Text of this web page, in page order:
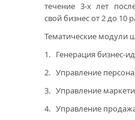
течение 3-х лет
свой бизнес от 2 до 10
Тематические модули
1. Генерация бизнес-
2. Управление
3. Управление
4. Управление